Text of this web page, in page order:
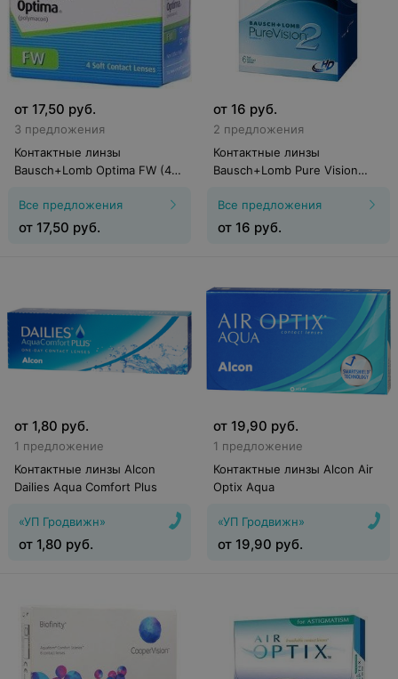
от 17,50 руб.
3 предложения
Контактные линзы
Bausch+Lomb Optima FW (4
Все предложения
от 17,50 руб.
от 16 руб.
2 предложения
Контактные линзы
Bausch+Lomb Pure Vision
Все предложения
от 16 руб.
от 1,80 руб.
1 предложение
Контактные линзы Alcon
Dailies Aqua Comfort Plus
«УП Гродвижн»
от 1,80 руб.
от 19,90 руб.
1 предложение
Контактные линзы Alcon Air
Optix Aqua
«УП Гродвижн»
от 19,90 руб.